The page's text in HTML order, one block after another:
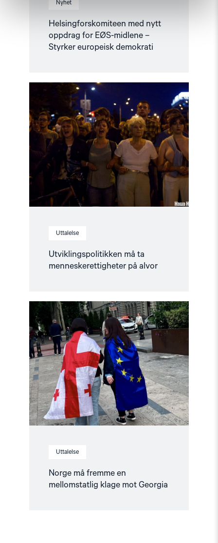
Nyhet
Helsingforskomiteen med nytt
oppdrag for EØS-midlene –
Styrker europeisk demokrati
Uttalelse
Utviklingspolitikken må ta
menneskerettigheter på alvor
"Utviklingspolitikken
må
ta
menneskerettigheter
på
alvor"
Uttalelse
Norge må fremme en
mellomstatlig klage mot Georgia
Read
article
"Norge
fremme
en
mellomstatlig
klage
mot
Georgia"